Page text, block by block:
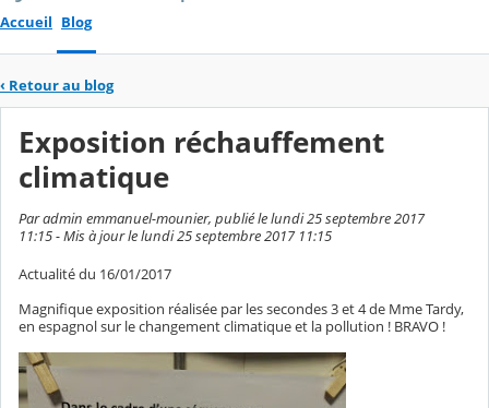
Accueil Blog
‹ Retour au blog
Exposition réchauffement
climatique
Par admin emmanuel-mounier, publié le lundi 25 septembre 2017
11:15 - Mis à jour le lundi 25 septembre 2017 11:15
Actualité du 16/01/2017
Magnifique exposition réalisée par les secondes 3 et 4 de Mme Tardy,
en espagnol sur le changement climatique et la pollution ! BRAVO !